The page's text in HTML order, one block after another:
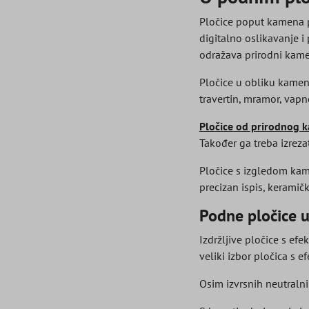
Pločice poput
digitalno oslikavanje i
odražava prirodni
Pločice u obliku
travertin, mramor,
Pločice od prirodnog
Također ga treba
Pločice s izgledom
precizan ispis,
Podne pločice
Izdržljive pločice s
veliki izbor pločica s
Osim izvrsnih